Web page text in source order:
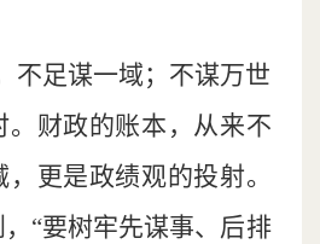
不足谋一域；不谋万世
。财政的账本，从来不
更是政绩观的投射。
“要树牢先谋事、后排